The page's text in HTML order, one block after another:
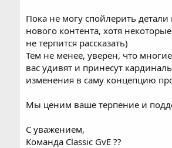
Пока не могу спойлерить детали
нового контента, хотя
не терпится рассказать)
Тем не менее, уверен, что
вас удивят и принесут
изменения в саму концепцию
Мы ценим ваше терпение и
С уважением,
Команда Classic GvE ??